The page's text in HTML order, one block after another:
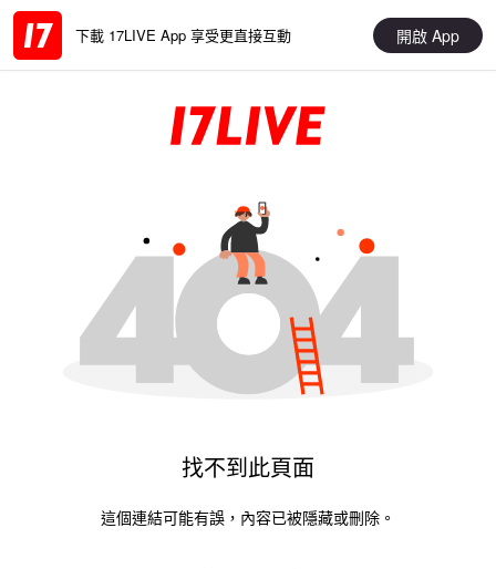
下載 17LIVE App 享受更直接互動 開啟 App
找不到此頁面
這個連結可能有誤，內容已被隱藏或刪除。